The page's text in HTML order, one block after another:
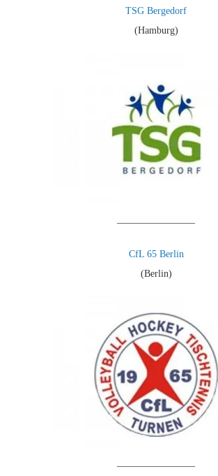
TSG Bergedorf
(Hamburg)
————————
CfL 65 Berlin
(Berlin)
————————